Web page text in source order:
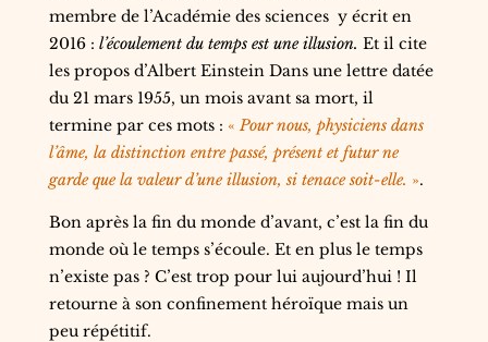
membre de l’Académie des sciences y écrit en
2016 : l’écoulement du temps est une illusion. Et il cite
les propos d’Albert Einstein Dans une lettre datée
du 21 mars 1955, un mois avant sa mort, il
termine par ces mots : « Pour nous, physiciens dans
l’âme, la distinction entre passé, présent et futur ne
garde que la valeur d’une illusion, si tenace soit-elle. ».
Bon après la fin du monde d’avant, c’est la fin du
monde où le temps s’écoule. Et en plus le temps
n’existe pas ? C’est trop pour lui aujourd’hui ! Il
retourne à son confinement héroïque mais un
peu répétitif.